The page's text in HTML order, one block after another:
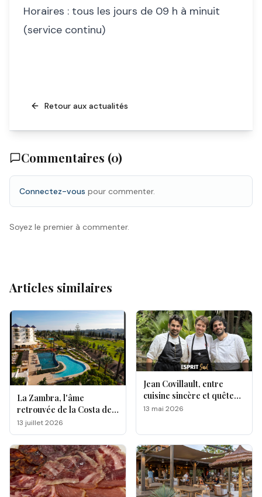
Horaires : tous les jours de 09 h à minuit
(service continu)
Retour aux actualités
Commentaires (0)
Connectez-vous pour commenter.
Soyez le premier à commenter.
Articles similaires
La Zambra, l'âme
retrouvée de la Costa del
Sol
13 juillet 2026
Jean Covillault, entre
cuisine sincère et quête
d’authenticité
13 mai 2026